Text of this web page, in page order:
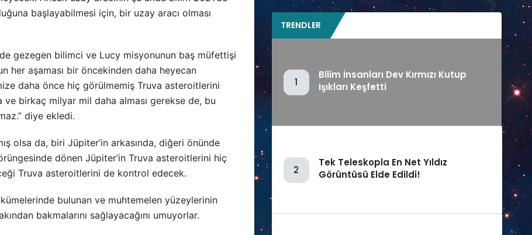
başlayabilmesi için, bir uzay aracı olması
gezegen bilimci ve Lucy misyonunun baş müfettişi
her aşaması bir öncekinden daha heyecan
daha önce hiç görülmemiş Truva asteroitlerini
birkaç milyar mil daha alması gerekse de, bu
diye ekledi.
olsa da, biri Jüpiter’in arkasında, diğeri önünde
dönen Jüpiter’in Truva asteroitlerini hiç
Truva asteroitlerini de kontrol edecek.
kümelerinde bulunan ve muhtemelen yüzeylerinin
bakmalarını sağlayacağını umuyorlar.
TRENDLER
1
Bilim İnsanları Dev Kırmızı Kutup
Işıkları Keşfetti
2
Tek Teleskopla En Net Yıldız
Görüntüsü Elde Edildi!